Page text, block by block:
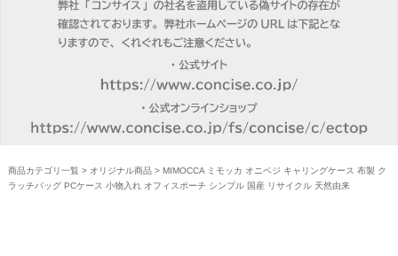
商品カテゴリ一覧 > オリジナル商品> MIMOCCA ミモッカ オニベジ キャリングケース 布製 ク
ラッチバッグ PCケース 小物入れ オフィスポーチ シンプル 国産 リサイクル 天然由来